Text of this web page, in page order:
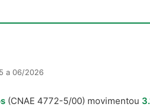
a 06/2026
(CNAE 4772-5/00) movimentou